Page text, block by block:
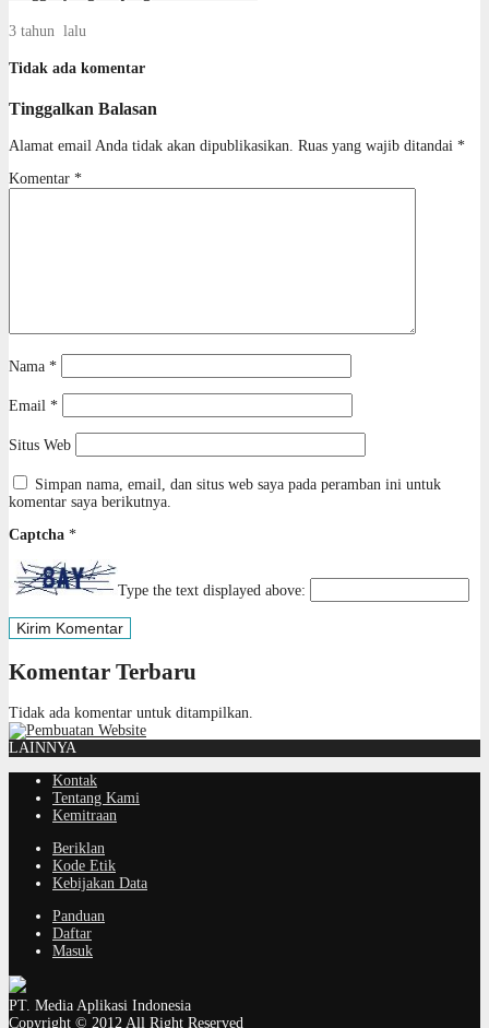
3 tahun lalu
Tidak ada komentar
Tinggalkan Balasan
Alamat email Anda tidak akan dipublikasikan. Ruas yang wajib ditandai *
Komentar *
Nama *
Email *
Situs Web
Simpan nama, email, dan situs web saya pada peramban ini untuk
komentar saya berikutnya.
Captcha *
Type the text displayed above:
Komentar Terbaru
Tidak ada komentar untuk ditampilkan.
LAINNYA
Kontak
Tentang Kami
Kemitraan
Beriklan
Kode Etik
Kebijakan Data
Panduan
Daftar
Masuk
PT. Media Aplikasi Indonesia
Copyright © 2012 All Right Reserved